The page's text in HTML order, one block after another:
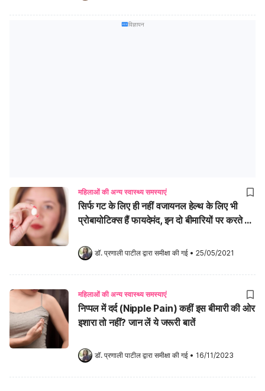
विज्ञापन
महिलाओं की अन्य स्वास्थ्य समस्याएं
सिर्फ गट के लिए ही नहीं वजायनल हेल्थ के लिए भी
प्रोबायोटिक्स हैं फायदेमंद, इन दो बीमारियों पर करते हैं
डॉ. प्रणाली पाटील द्वारा समीक्षा की गई • 25/05/2021
महिलाओं की अन्य स्वास्थ्य समस्याएं
निप्पल में दर्द (Nipple Pain) कहीं इस बीमारी की ओर
इशारा तो नहीं? जान लें ये जरूरी बातें
डॉ. प्रणाली पाटील द्वारा समीक्षा की गई • 16/11/2023